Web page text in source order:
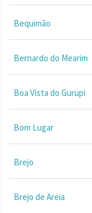
Bequimão
Bernardo do Mearim
Boa Vista do Gurupi
Bom Lugar
Brejo
Brejo de Areia